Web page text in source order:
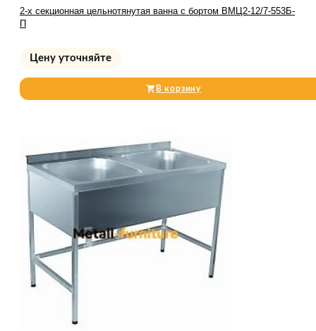
2-х секционная цельнотянутая ванна с бортом ВМЦ2-12/7-553Б-
П
Цену уточняйте
В корзину